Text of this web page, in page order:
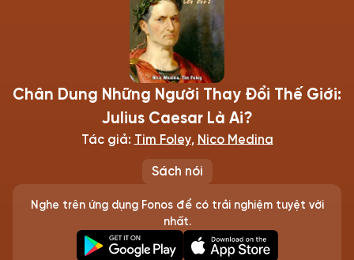
Sách nói
Chân Dung Những Người Thay Đổi Thế Giới:
Julius Caesar Là Ai?
Tác giả: Tim Foley, Nico Medina
Nghe trên ứng dụng Fonos để có trải nghiệm tuyệt vời
nhất.